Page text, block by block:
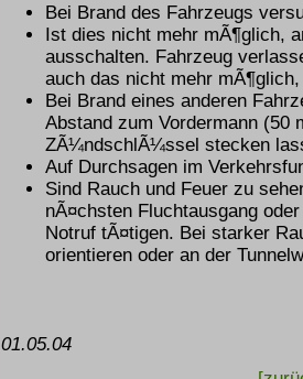
Bei Brand des Fahrzeugs
Ist dies nicht mehr mÃ¶glich,
ausschalten. Fahrzeug
auch das nicht mehr
Bei Brand eines anderen
Abstand zum Vordermann (50
ZÃ¼ndschlÃ¼ssel stecken
Auf Durchsagen im
Sind Rauch und Feuer zu
nÃ¤chsten Fluchtausgang
Notruf tÃ¤tigen. Bei starker
orientieren oder an der
01.05.04